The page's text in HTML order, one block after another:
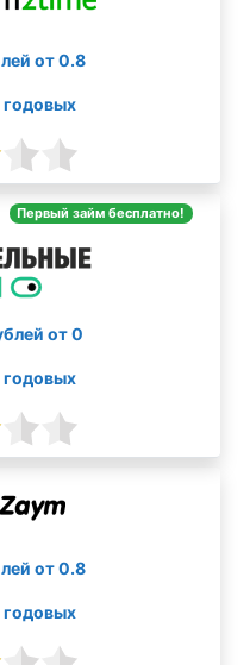
от 0.8
Первый займ бесплатно!
от 0
от 0.8